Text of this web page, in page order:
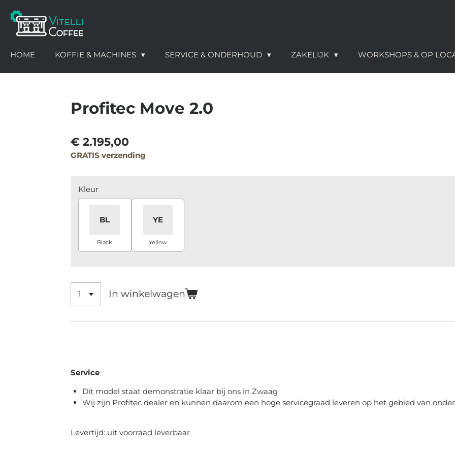
Ga
direct
naar
hoofdinhoud
HOME KOFFIE & MACHINES SERVICE & ONDERHOUD ZAKELIJK WORKSHOPS & OP
Profitec Move 2.0
€ 2.195,00
GRATIS verzending
Kleur
BL
Black
YE
Yellow
In winkelwagen
Service
Dit model staat demonstratie klaar bij ons in Zwaag
Wij zijn Profitec dealer en kunnen daarom een hoge servicegraad leveren op het gebied van
Levertijd: uit voorraad leverbaar